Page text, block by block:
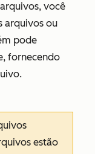
você
arquivos ou
pode
fornecendo
estão